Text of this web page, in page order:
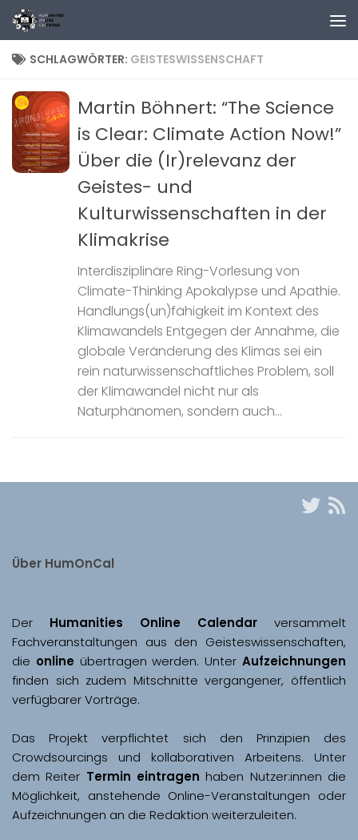
Zum Inhalt springen
SCHLAGWÖRTER: GEISTESWISSENSCHAFT
Martin Böhnert: “The Science
is Clear: Climate Action Now!”
Über die (Ir)relevanz der
Geistes- und
Kulturwissenschaften in der
Klimakrise
Interdisziplinäre Ring-Vorlesung von
Climate-Thinking Apokalypse und Apathie.
Handlungs(un)fähigkeit im Kontext des
Klimawandels Entgegen der Annahme, die
globale Veränderung des Klimas sei ein
rein naturwissenschaftliches Problem, soll
der Klimawandel nicht nur als
Naturphänomen, sondern auch...
Über HumOnCal
Der Humanities Online Calendar versammelt
Fachveranstaltungen aus den Geisteswissenschaften,
die online übertragen werden. Unter Aufzeichnungen
finden sich zudem Mitschnitte vergangener, öffentlich
Das Projekt verpflichtet sich den Prinzipien des
Crowdsourcings und kollaborativen Arbeitens. Unter
dem Reiter Termin eintragen haben Nutzer:innen die
Möglichkeit, anstehende Online-Veranstaltungen oder
Aufzeichnungen an die Redaktion weiterzuleiten.